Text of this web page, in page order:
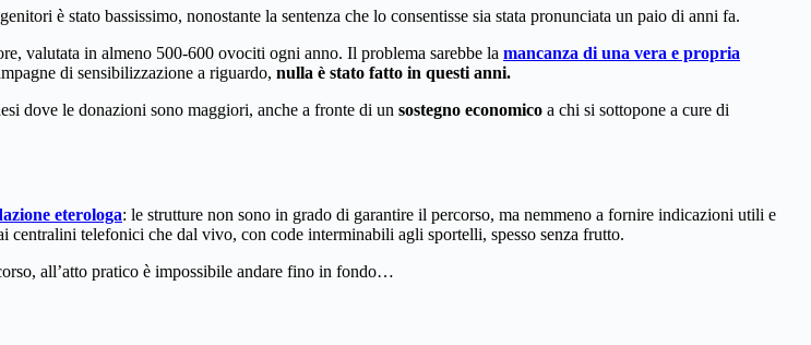
è stato bassissimo, nonostante la sentenza che lo consentisse sia stata pronunciata un paio di anni fa.
valutata in almeno 500-600 ovociti ogni anno. Il problema sarebbe la mancanza di una vera e propria
di sensibilizzazione a riguardo, nulla è stato fatto in questi anni.
dove le donazioni sono maggiori, anche a fronte di un sostegno economico a chi si sottopone a cure di
eterologa: le strutture non sono in grado di garantire il percorso, ma nemmeno a fornire indicazioni utili e
centralini telefonici che dal vivo, con code interminabili agli sportelli, spesso senza frutto.
all’atto pratico è impossibile andare fino in fondo…